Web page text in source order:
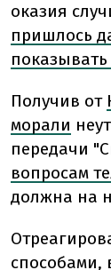
оказия
пришлось
Получив от
морали
передачи
вопросам
должна на
способами,